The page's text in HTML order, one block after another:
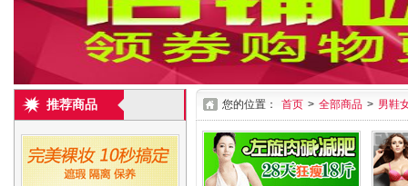
推荐商品 您的位置： 首页 > 全部商品 > 男鞋